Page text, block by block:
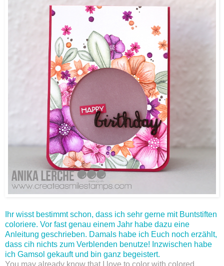
Ihr wisst bestimmt schon, dass ich sehr gerne mit Buntstiften
coloriere. Vor fast genau einem Jahr habe dazu eine
Anleitung geschrieben. Damals habe ich Euch noch erzählt,
dass cih nichts zum Verblenden benutze! Inzwischen habe
ich Gamsol gekauft und bin ganz begeistert.
You may already know that I love to color with colored